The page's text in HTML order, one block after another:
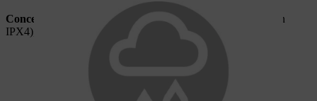
Conception robuste
étanche aux éclaboussures (certification
IPX4), résiste aux chocs et aux températures extrêmes